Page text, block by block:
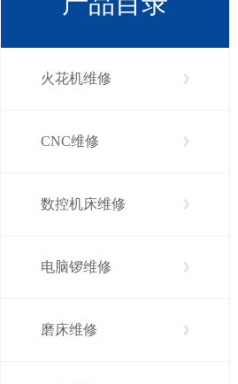
火花机维修
CNC维修
数控机床维修
电脑锣维修
磨床维修